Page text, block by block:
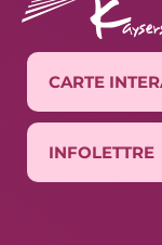
CARTE
INFOLETTRE